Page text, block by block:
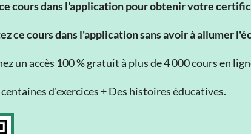
cours dans l'application pour obtenir votre
ce cours dans l'application sans avoir à allumer
un accès 100 % gratuit à plus de 4 000 cours en
centaines d'exercices + Des histoires éducatives.